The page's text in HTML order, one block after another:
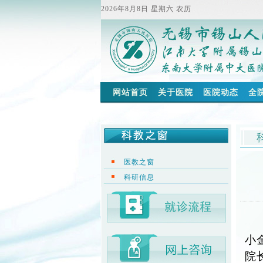
2026年8月8日 星期六 农历
网站首页 关于医院 医院动态 全
医教之窗
科研信息
小
院